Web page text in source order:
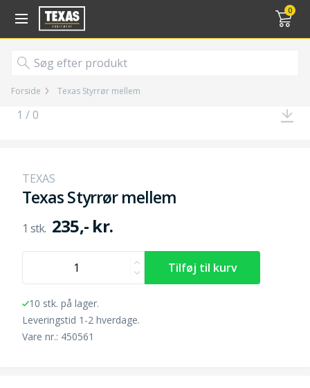
0
Gå til kurv (
Forside Texas Styrrør mellem
1 / 0
TEXAS
Texas Styrrør mellem
235,- kr.
10 stk. på lager.
Leveringstid 1-2 hverdage.
Vare nr.: 450561